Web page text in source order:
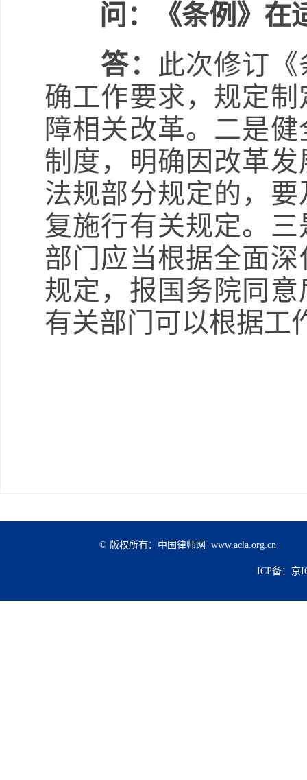
问：《条例》在
答：
此次修订
确工作要求，规定
障相关改革。二是
制度，明确因改革
法规部分规定的，
复施行有关规定。
部门应当根据全面
规定，报国务院同
有关部门可以根据工
© 版权所有：中国律师网 www.acla.org.cn
ICP备：京